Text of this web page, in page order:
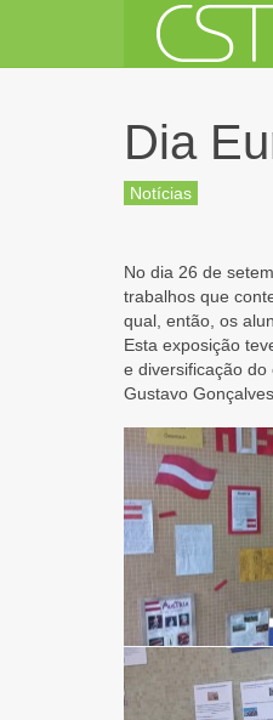
Dia
Notícias
No dia 26 de
trabalhos que
qual, então, os
Esta exposição
e diversificação do
Gustavo